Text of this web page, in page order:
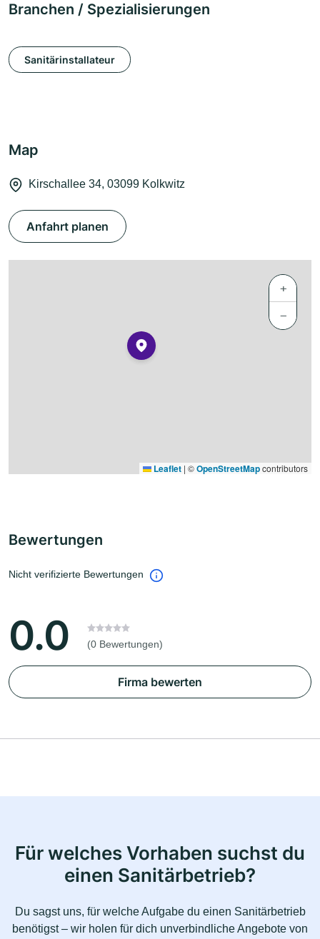
Branchen / Spezialisierungen
Sanitärinstallateur
Map
Kirschallee 34, 03099 Kolkwitz
Anfahrt planen
+
−
Leaflet | ©OpenStreetMapcontributors
Bewertungen
Nicht verifizierte Bewertungen
0.0 (0 Bewertungen)
Firma bewerten
Für welches Vorhaben suchst du
einen Sanitärbetrieb?
Du sagst uns, für welche Aufgabe du einen Sanitärbetrieb
benötigst – wir holen für dich unverbindliche Angebote von